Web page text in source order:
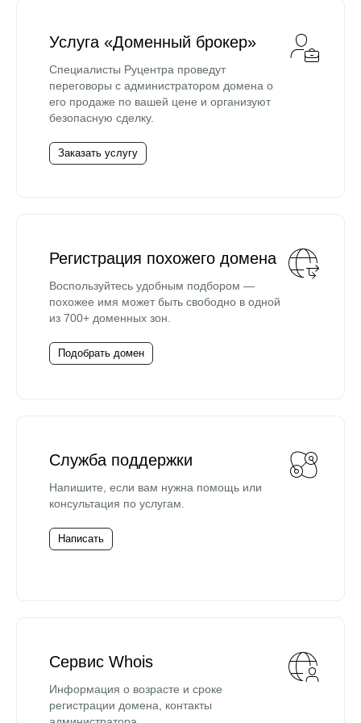
Услуга «Доменный брокер»
Специалисты Руцентра проведут
переговоры с администратором домена о
его продаже по вашей цене и организуют
безопасную сделку.
Заказать услугу
Регистрация похожего домена
Воспользуйтесь удобным подбором —
похожее имя может быть свободно в одной
из 700+ доменных зон.
Подобрать домен
Служба поддержки
Напишите, если вам нужна помощь или
консультация по услугам.
Написать
Сервис Whois
Информация о возрасте и сроке
регистрации домена, контакты